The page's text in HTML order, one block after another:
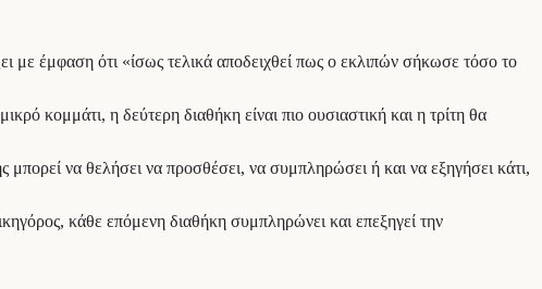
με έμφαση ότι «ίσως τελικά αποδειχθεί πως ο εκλιπών σήκωσε τόσο το
κομμάτι, η δεύτερη διαθήκη είναι πιο ουσιαστική και η τρίτη θα
μπορεί να θελήσει να προσθέσει, να συμπληρώσει ή και να εξηγήσει κάτι,
κάθε επόμενη διαθήκη συμπληρώνει και επεξηγεί την